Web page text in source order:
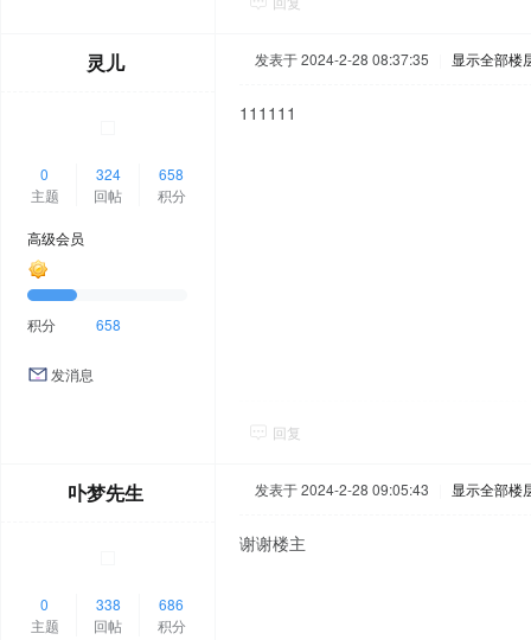
灵儿
0
主题
324
回帖
658
积分
高级会员
积分 658
发消息
发表于 2024-2-28 08:37:35 显示全部楼
111111
回复
卟梦先生
0
主题
338
回帖
686
积分
发表于 2024-2-28 09:05:43 显示全部楼
谢谢楼主